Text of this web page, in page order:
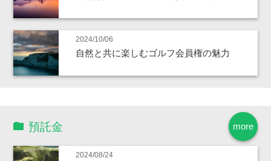
2024/10/06
自然と共に楽しむゴルフ会員権の魅力
more
預託金
2024/08/24